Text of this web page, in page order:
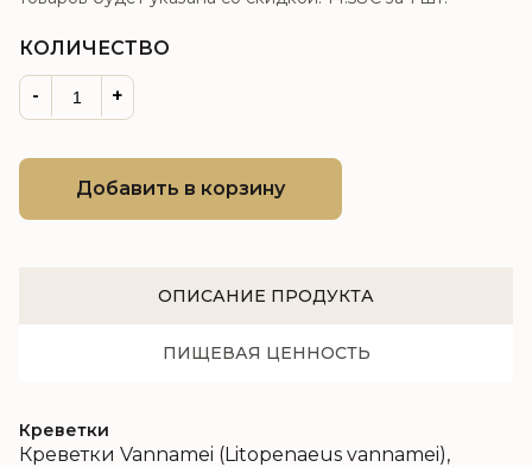
КОЛИЧЕСТВО
- +
Добавить в корзину
ОПИСАНИЕ ПРОДУКТА
ПИЩЕВАЯ ЦЕННОСТЬ
Креветки
Креветки Vannamei (Litopenaeus vannamei),